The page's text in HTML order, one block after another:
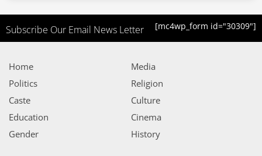
Subscribe Our Email News Letter [mc4wp_form id="30309"]
Home
Politics
Caste
Education
Gender
Media
Religion
Culture
Cinema
History